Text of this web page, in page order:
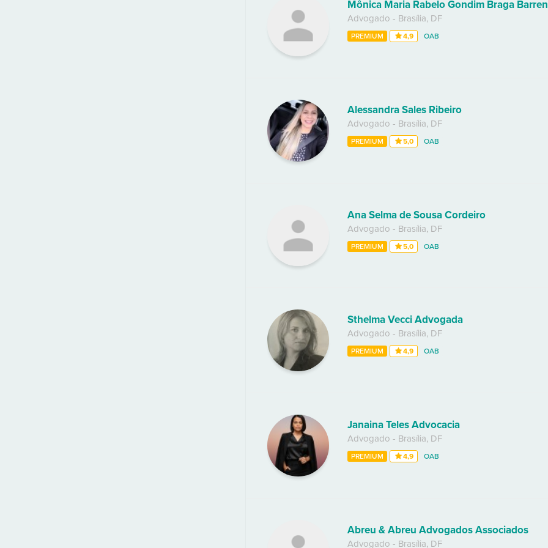
Mônica Maria Rabelo Gondim Braga
Advogado - Brasília, DF
PREMIUM 4,9 OAB
Alessandra Sales Ribeiro
Advogado - Brasília, DF
PREMIUM 5,0 OAB
Ana Selma de Sousa Cordeiro
Advogado - Brasília, DF
PREMIUM 5,0 OAB
Sthelma Vecci Advogada
Advogado - Brasília, DF
PREMIUM 4,9 OAB
Janaina Teles Advocacia
Advogado - Brasília, DF
PREMIUM 4,9 OAB
Abreu & Abreu Advogados Associados
Advogado - Brasília, DF